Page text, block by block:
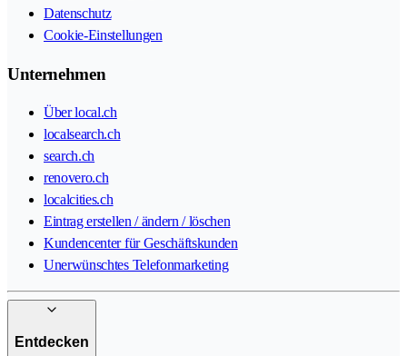
Datenschutz
Cookie-Einstellungen
Unternehmen
Über local.ch
localsearch.ch
search.ch
renovero.ch
localcities.ch
Eintrag erstellen / ändern / löschen
Kundencenter für Geschäftskunden
Unerwünschtes Telefonmarketing
Entdecken